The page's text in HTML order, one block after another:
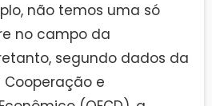
não temos uma só
no campo da
segundo dados da
e